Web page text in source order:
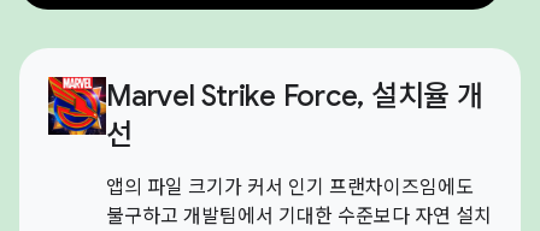
Marvel Strike Force, 설치율 개
선
앱의 파일 크기가 커서 인기 프랜차이즈임에도
불구하고 개발팀에서 기대한 수준보다 자연 설치